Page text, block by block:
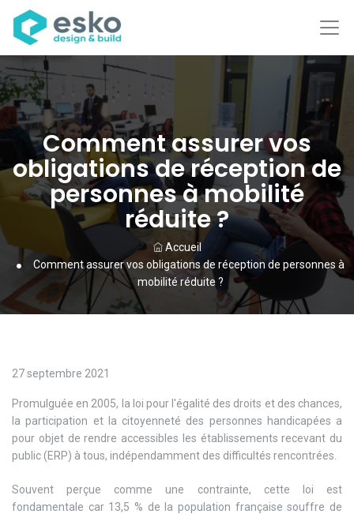
Comment assurer vos
obligations de réception de
personnes à mobilité
réduite ?
Accueil
Comment assurer vos obligations de réception de personnes à
mobilité réduite ?
27 septembre 2021
Promulguée en 2005, la loi pour l'égalité des droits et des chances,
la participation et la citoyenneté des personnes handicapées a
pour objet de rendre accessibles les établissements recevant du
public (ERP) à tous, indépendamment des difficultés rencontrées.
Souvent perçue comme une contrainte, cette loi est
fondamentale car 13,5 % de la population française souffre de